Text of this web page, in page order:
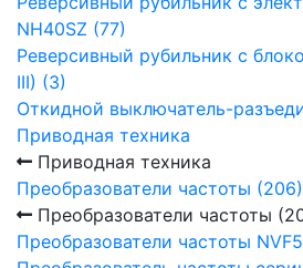
NH40SZ (77)
Реверсивный рубильник с
III) (3)
Откидной выключатель-
Приводная техника
Приводная техника
Преобразователи частоты (206)
Преобразователи частоты
Преобразователи частоты